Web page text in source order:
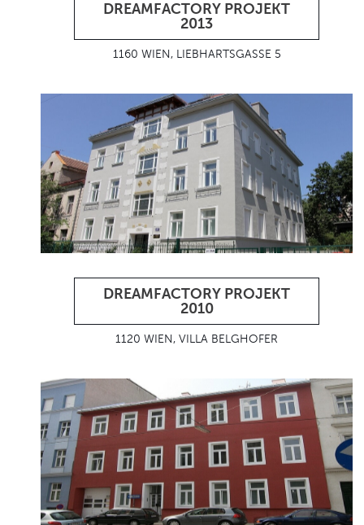
DREAMFACTORY PROJEKT
2013
1160 WIEN, LIEBHARTSGASSE 5
DREAMFACTORY PROJEKT
2010
1120 WIEN, VILLA BELGHOFER